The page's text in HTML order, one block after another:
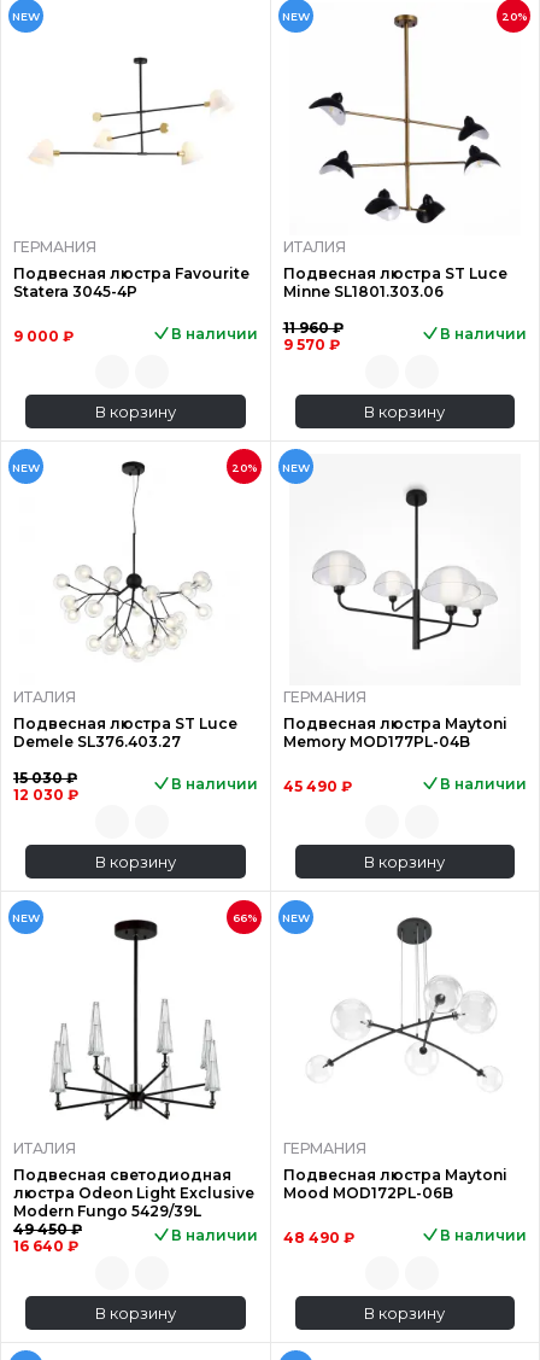
NEW
ГЕРМАНИЯ
Подвесная люстра Favourite
Statera 3045-4P
9 000 ₽ В наличии
В корзину
NEW 20%
ИТАЛИЯ
Подвесная люстра ST Luce
Minne SL1801.303.06
11 960 ₽
9 570 ₽
В наличии
В корзину
NEW 20%
ИТАЛИЯ
Подвесная люстра ST Luce
Demele SL376.403.27
15 030 ₽
12 030 ₽
В наличии
В корзину
NEW
ГЕРМАНИЯ
Подвесная люстра Maytoni
Memory MOD177PL-04B
45 490 ₽ В наличии
В корзину
NEW 66%
ИТАЛИЯ
Подвесная светодиодная
люстра Odeon Light Exclusive
Modern Fungo 5429/39L
49 450 ₽
16 640 ₽
В наличии
В корзину
NEW
ГЕРМАНИЯ
Подвесная люстра Maytoni
Mood MOD172PL-06B
48 490 ₽ В наличии
В корзину